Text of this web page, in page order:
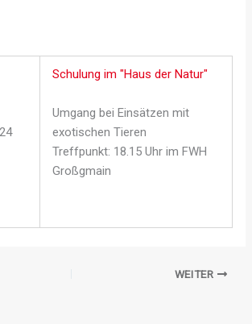
Schulung im "Haus der Natur"
Umgang bei Einsätzen mit
exotischen Tieren
Treffpunkt: 18.15 Uhr im FWH
Großgmain
WEITER